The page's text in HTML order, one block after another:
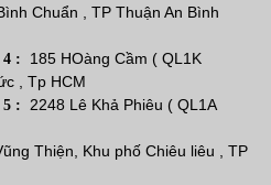
Chuẩn , TP Thuận An Bình
:
185 HOàng Cầm ( QL1K
, Tp HCM
: 2248 Lê Khả Phiêu ( QL1A
Thiện, Khu phố Chiêu liêu , TP